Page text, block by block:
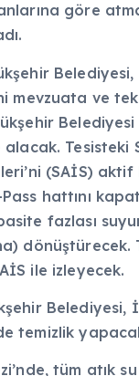
göre
Belediyesi,
mevzuata ve
alacak. Tesisteki
(SAİS) aktif
hattını
fazlası
dönüştürecek.
ile izleyecek.
Belediyesi,
temizlik
tüm atık